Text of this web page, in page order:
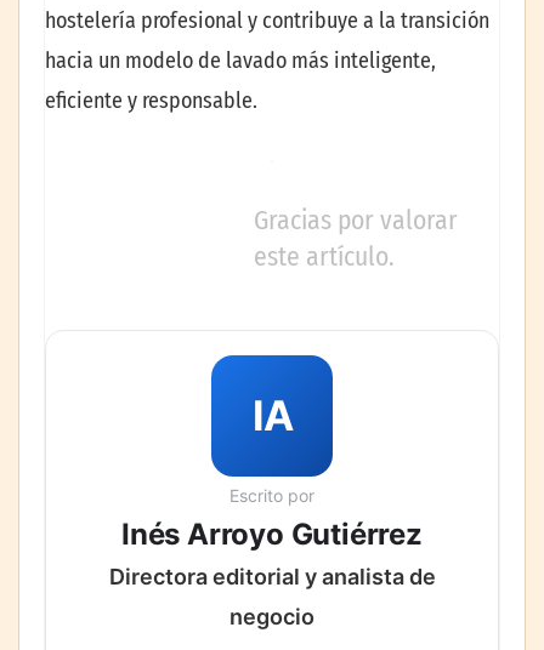
hostelería profesional y contribuye a la transición
hacia un modelo de lavado más inteligente,
eficiente y responsable.
Gracias por valorar
este artículo.
IA
Escrito por
Inés Arroyo Gutiérrez
Directora editorial y analista de
negocio